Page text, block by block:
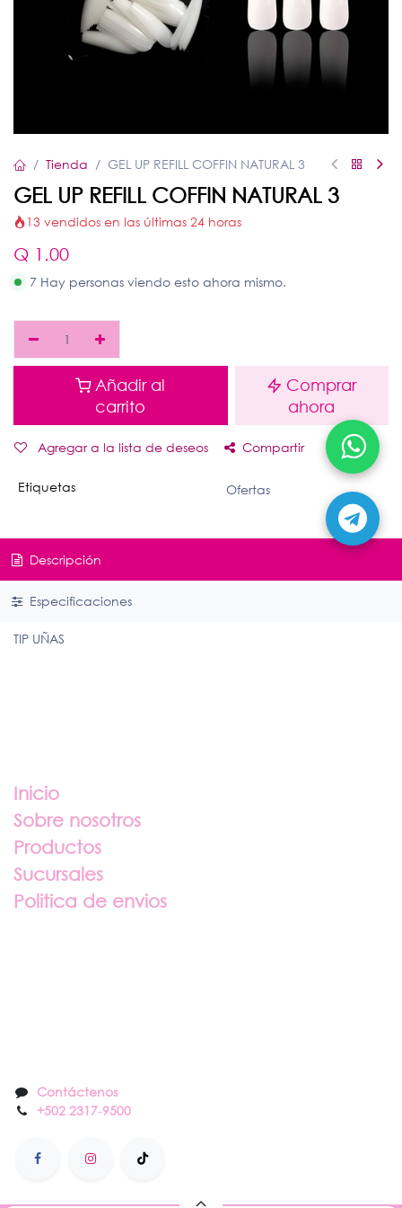
Tienda GEL UP REFILL COFFIN NATURAL 3
GEL UP REFILL COFFIN NATURAL 3
13 vendidos en las últimas 24 horas
Q 1.00
7 Hay personas viendo esto ahora mismo.
Añadir al
carrito
Comprar
ahora
Agregar a la lista de deseos Compartir
Etiquetas Ofertas
Descripción
Especificaciones
TIP UÑAS
Inicio
Sobre nosotros
Productos
Sucursales
Politica de envios
Contáctenos
+502 2317-9500